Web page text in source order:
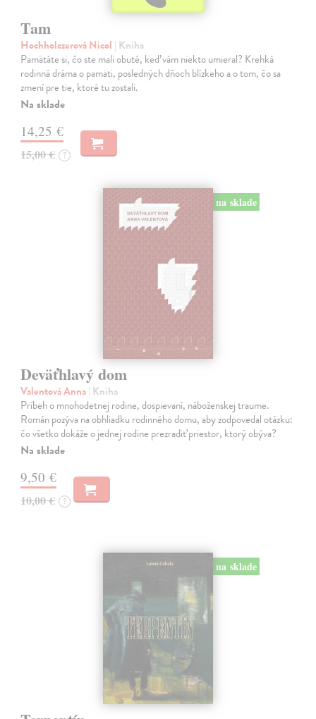
Tam
Hochholczerová Nicol | Kniha
Pamätáte si, čo ste mali obuté, keď vám niekto umieral? Krehká
rodinná dráma o pamäti, posledných dňoch blízkeho a o tom, čo sa
zmení pre tie, ktoré tu zostali.
Na sklade
14,25 €
15,00 € ?
na sklade
Deväťhlavý dom
Valentová Anna| Kniha
Príbeh o mnohodetnej rodine, dospievaní, náboženskej traume.
Román pozýva na obhliadku rodinného domu, aby zodpovedal otázku:
čo všetko dokáže o jednej rodine prezradiť priestor, ktorý obýva?
Na sklade
9,50 €
10,00 € ?
na sklade